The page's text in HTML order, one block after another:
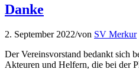
Danke
2. September 2022/von SV Merkur
Der Vereinsvorstand bedankt sich
Akteuren und Helfern, die bei der